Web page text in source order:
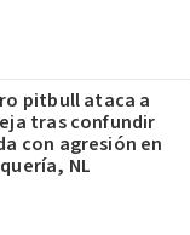
pitbull ataca a
tras confundir
con agresión en
NL